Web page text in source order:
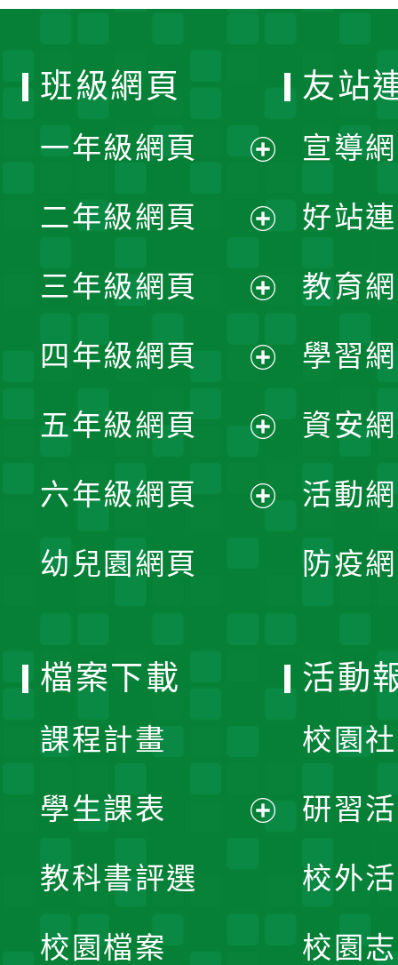
班級網頁
一年級網頁
開
選
單
二年級網頁
開
選
單
三年級網頁
開
選
單
四年級網頁
開
選
五年級網頁
開
六年級網頁
幼兒園網頁
友站
宣導
好站
教育
學習
資安
活動
防疫
檔案下載
課程計畫
學生課表
教科書評選
校園檔案
活動
校園
研習
校外
校園